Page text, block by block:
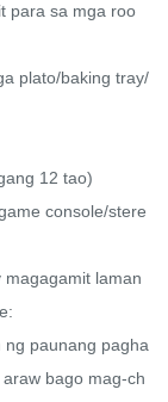
para sa mga roo
plato/baking tray/
12 tao)
console/stere
magagamit laman
ng paunang pagha
bago mag-ch